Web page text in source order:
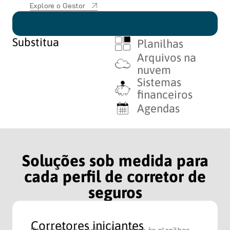
Explore o Gestor
Substitua
Planilhas
Arquivos na
nuvem
Sistemas
financeiros
Agendas
Soluções sob medida para
cada perfil de corretor de
seguros
Corretores iniciantes